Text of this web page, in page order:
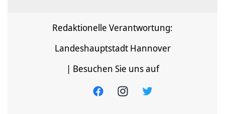
Redaktionelle Verantwortung:
Landeshauptstadt Hannover
| Besuchen Sie uns auf